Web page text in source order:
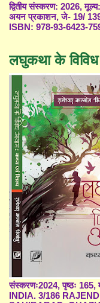
द्वितीय संस्करण: 2026,
अयन प्रकाशन, जे- 19/ 139,
ISBN: 978-93-6423-
लघुकथा के
संस्करणः2024, पृष्ठः
INDIA. 3/186